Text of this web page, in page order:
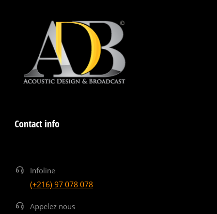
Contact info
Infoline
(+216) 97 078 078
Appelez nous